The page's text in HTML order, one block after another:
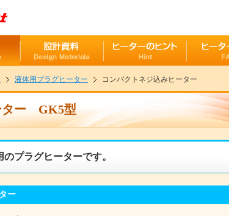
液体用プラグヒーター コンパクトネジ込みヒーター
ター GK5型
プラグヒーターです。
ー